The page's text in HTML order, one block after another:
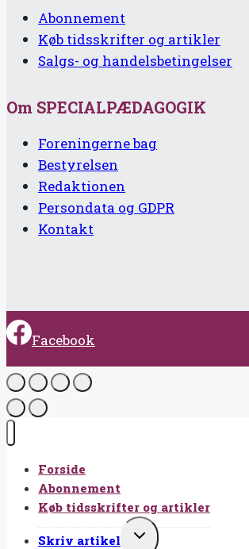
Abonnement
Køb tidsskrifter og artikler
Salgs- og handelsbetingelser
Om SPECIALPÆDAGOGIK
Foreningerne bag
Bestyrelsen
Redaktionen
Persondata og GDPR
Kontakt
Facebook
Forside
Abonnement
Køb tidsskrifter og artikler
Skriv artikel
SKIFT